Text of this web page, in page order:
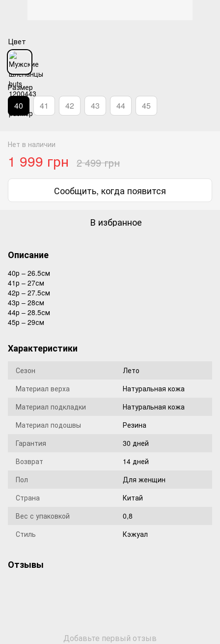
Цвет
Размер
40 41 42 43 44 45
Нет в наличии
1 999 грн 2 499 грн
Сообщить, когда появится
В избранное
Описание
40р – 26.5см
41р – 27см
42р – 27.5см
43р – 28см
44р – 28.5см
45р – 29см
Характеристики
Сезон
Лето
Материал верха
Натуральная кожа
Материал подкладки
Натуральная кожа
Материал подошвы
Резина
Гарантия
30 дней
Возврат
14 дней
Пол
Для женщин
Страна
Китай
Вес с упаковкой
0,8
Стиль
Кэжуал
Отзывы
Добавьте первый отзыв